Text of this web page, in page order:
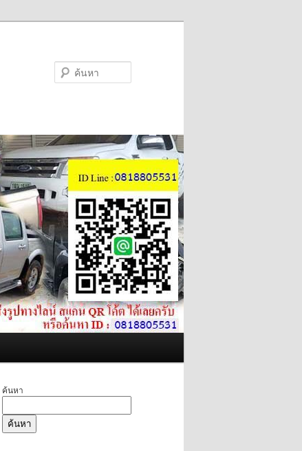
ค้นหา
ค้นหา